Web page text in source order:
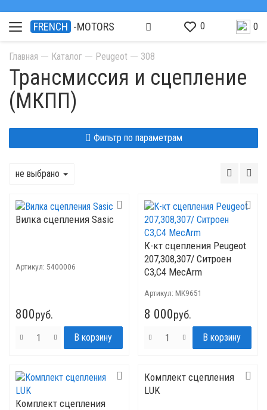
FRENCH -MOTORS 0 0
Главная Каталог Peugeot 308
Трансмиссия и сцепление
(МКПП)
Фильтр по параметрам
не выбрано
Вилка сцепления Sasic
Артикул: 5400006
800руб.
К-кт сцепления Рeugeot
207,308,307/ Ситроен
С3,С4 MecArm
Артикул: MK9651
8 000руб.
Комплект сцепления
Комплект сцепления
LUK